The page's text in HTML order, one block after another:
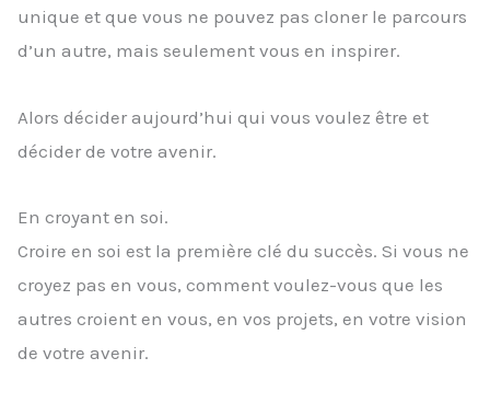
unique et que vous ne pouvez pas cloner le parcours
d’un autre, mais seulement vous en inspirer.
Alors décider aujourd’hui qui vous voulez être et
décider de votre avenir.
En croyant en soi.
Croire en soi est la première clé du succès. Si vous ne
croyez pas en vous, comment voulez-vous que les
autres croient en vous, en vos projets, en votre vision
de votre avenir.